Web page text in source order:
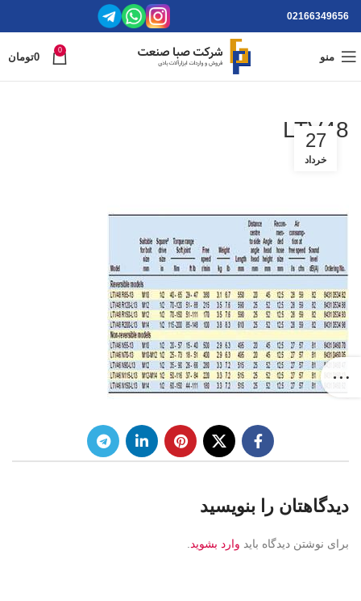
02166349656
منو
0
0تومان
LTV48
27
خرداد
دیدگاهتان را بنویسید
برای نوشتن دیدگاه باید وارد بشوید